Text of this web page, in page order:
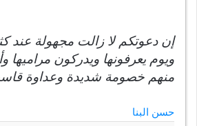
إن دعوتكم لا زالت مجهولة عند
ويوم يعرفونها ويدركون مراميها
منهم خصومة شديدة وعداوة
حسن البنا